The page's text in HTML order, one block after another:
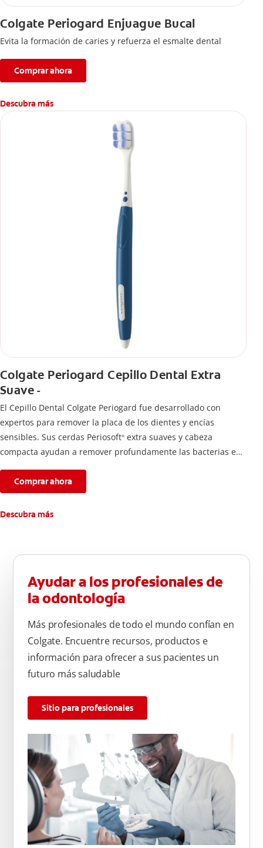
Colgate Periogard Enjuague Bucal
Evita la formación de caries y refuerza el esmalte dental
Comprar ahora
Descubra más
Colgate Periogard Cepillo Dental Extra
Suave -
El Cepillo Dental Colgate Periogard fue desarrollado con
expertos para remover la placa de los dientes y encías
sensibles. Sus cerdas Periosoft® extra suaves y cabeza
compacta ayudan a remover profundamente las bacterias en
Comprar ahora
Descubra más
Ayudar a los profesionales de
la odontología
Más profesionales de todo el mundo confían en
Colgate. Encuentre recursos, productos e
información para ofrecer a sus pacientes un
futuro más saludable
Sitio para profesionales